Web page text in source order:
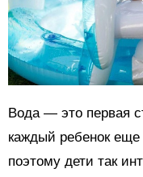
Вода — это первая
каждый ребенок
поэтому дети так